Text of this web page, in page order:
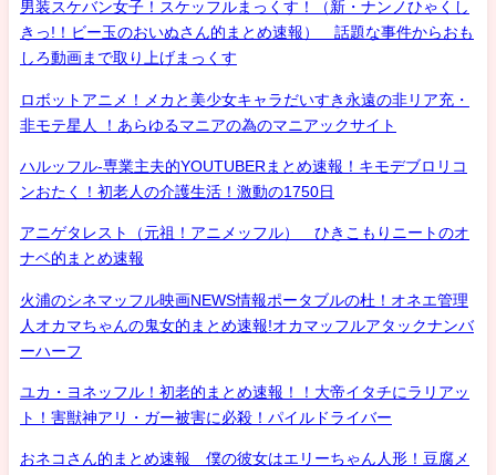
男装スケバン女子！スケッフルまっくす！（新・ナンノひゃくし
きっ!！ビー玉のおいぬさん的まとめ速報） 話題な事件からおも
しろ動画まで取り上げまっくす
ロボットアニメ！メカと美少女キャラだいすき永遠の非リア充・
非モテ星人 ！あらゆるマニアの為のマニアックサイト
ハルッフル-専業主夫的YOUTUBERまとめ速報！キモデブロリコ
ンおたく！初老人の介護生活！激動の1750日
アニゲタレスト（元祖！アニメッフル） ひきこもりニートのオ
ナベ的まとめ速報
火浦のシネマッフル映画NEWS情報ポータブルの杜！オネエ管理
人オカマちゃんの鬼女的まとめ速報!オカマッフルアタックナンバ
ーハーフ
ユカ・ヨネッフル！初老的まとめ速報！！大帝イタチにラリアッ
ト！害獣神アリ・ガー被害に必殺！パイルドライバー
おネコさん的まとめ速報 僕の彼女はエリーちゃん人形！豆腐メ